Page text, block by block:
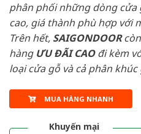
phân phối những dòng
cao, giá thành phù hợp với
Trên hết, SAIGONDOOR
hàng ƯU ĐÃI CAOđi kèm
loại cửa gỗ và cả phân
MUA HÀNG NHANH
Khuyến mại